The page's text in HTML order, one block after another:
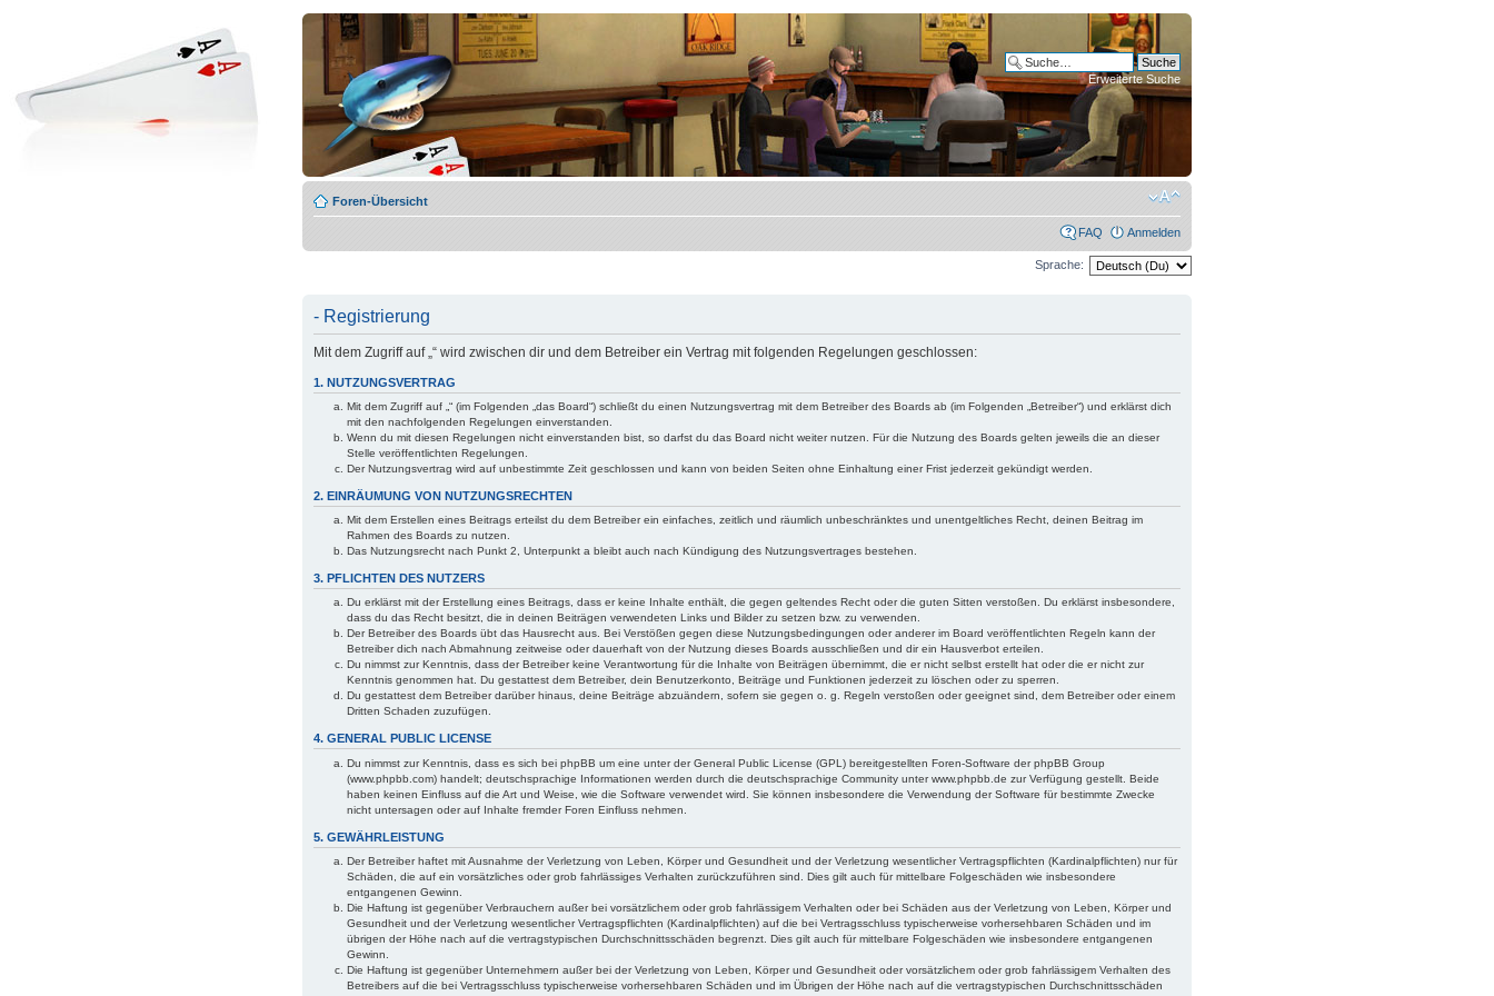
Erweiterte Suche
Foren-Übersicht
FAQ Anmelden
Sprache:
- Registrierung
Mit dem Zugriff auf „“ wird zwischen dir und dem Betreiber ein Vertrag mit folgenden Regelungen geschlossen:
1. NUTZUNGSVERTRAG
Mit dem Zugriff auf „“ (im Folgenden „das Board“) schließt du einen Nutzungsvertrag mit dem Betreiber des Boards ab (im Folgenden „Betreiber“) und erklärst dich
mit den nachfolgenden Regelungen einverstanden.
Wenn du mit diesen Regelungen nicht einverstanden bist, so darfst du das Board nicht weiter nutzen. Für die Nutzung des Boards gelten jeweils die an dieser
Stelle veröffentlichten Regelungen.
Der Nutzungsvertrag wird auf unbestimmte Zeit geschlossen und kann von beiden Seiten ohne Einhaltung einer Frist jederzeit gekündigt werden.
2. EINRÄUMUNG VON NUTZUNGSRECHTEN
Mit dem Erstellen eines Beitrags erteilst du dem Betreiber ein einfaches, zeitlich und räumlich unbeschränktes und unentgeltliches Recht, deinen Beitrag im
Rahmen des Boards zu nutzen.
Das Nutzungsrecht nach Punkt 2, Unterpunkt a bleibt auch nach Kündigung des Nutzungsvertrages bestehen.
3. PFLICHTEN DES NUTZERS
Du erklärst mit der Erstellung eines Beitrags, dass er keine Inhalte enthält, die gegen geltendes Recht oder die guten Sitten verstoßen. Du erklärst insbesondere,
dass du das Recht besitzt, die in deinen Beiträgen verwendeten Links und Bilder zu setzen bzw. zu verwenden.
Der Betreiber des Boards übt das Hausrecht aus. Bei Verstößen gegen diese Nutzungsbedingungen oder anderer im Board veröffentlichten Regeln kann der
Betreiber dich nach Abmahnung zeitweise oder dauerhaft von der Nutzung dieses Boards ausschließen und dir ein Hausverbot erteilen.
Du nimmst zur Kenntnis, dass der Betreiber keine Verantwortung für die Inhalte von Beiträgen übernimmt, die er nicht selbst erstellt hat oder die er nicht zur
Kenntnis genommen hat. Du gestattest dem Betreiber, dein Benutzerkonto, Beiträge und Funktionen jederzeit zu löschen oder zu sperren.
Du gestattest dem Betreiber darüber hinaus, deine Beiträge abzuändern, sofern sie gegen o. g. Regeln verstoßen oder geeignet sind, dem Betreiber oder einem
Dritten Schaden zuzufügen.
4. GENERAL PUBLIC LICENSE
Du nimmst zur Kenntnis, dass es sich bei phpBB um eine unter der General Public License (GPL) bereitgestellten Foren-Software der phpBB Group
(www.phpbb.com) handelt; deutschsprachige Informationen werden durch die deutschsprachige Community unter www.phpbb.de zur Verfügung gestellt. Beide
haben keinen Einfluss auf die Art und Weise, wie die Software verwendet wird. Sie können insbesondere die Verwendung der Software für bestimmte Zwecke
nicht untersagen oder auf Inhalte fremder Foren Einfluss nehmen.
5. GEWÄHRLEISTUNG
Der Betreiber haftet mit Ausnahme der Verletzung von Leben, Körper und Gesundheit und der Verletzung wesentlicher Vertragspflichten (Kardinalpflichten) nur für
Schäden, die auf ein vorsätzliches oder grob fahrlässiges Verhalten zurückzuführen sind. Dies gilt auch für mittelbare Folgeschäden wie insbesondere
entgangenen Gewinn.
Die Haftung ist gegenüber Verbrauchern außer bei vorsätzlichem oder grob fahrlässigem Verhalten oder bei Schäden aus der Verletzung von Leben, Körper und
Gesundheit und der Verletzung wesentlicher Vertragspflichten (Kardinalpflichten) auf die bei Vertragsschluss typischerweise vorhersehbaren Schäden und im
übrigen der Höhe nach auf die vertragstypischen Durchschnittsschäden begrenzt. Dies gilt auch für mittelbare Folgeschäden wie insbesondere entgangenen
Gewinn.
Die Haftung ist gegenüber Unternehmern außer bei der Verletzung von Leben, Körper und Gesundheit oder vorsätzlichem oder grob fahrlässigem Verhalten des
Betreibers auf die bei Vertragsschluss typischerweise vorhersehbaren Schäden und im Übrigen der Höhe nach auf die vertragstypischen Durchschnittsschäden